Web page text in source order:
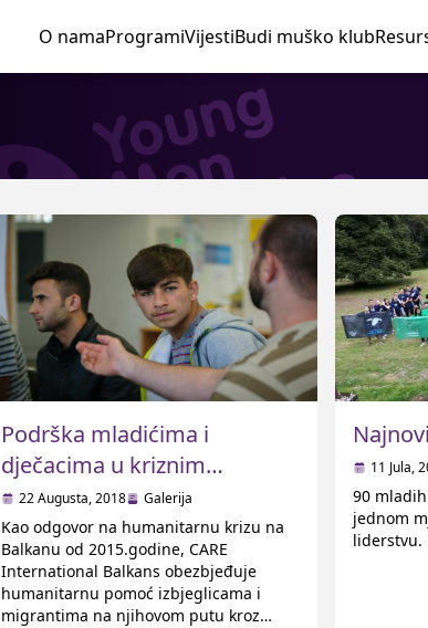
O namaProgramiVijestiBudi muško klub
Podrška mladićima i
dječacima u kriznim
situacijama
22 Augusta, 2018 Galerija
Kao odgovor na humanitarnu krizu na
Balkanu od 2015.godine, CARE
International Balkans obezbjeđuje
humanitarnu pomoć izbjeglicama i
migrantima na njihovom putu kroz
11 Jula,
90
jednom
liderstvu.